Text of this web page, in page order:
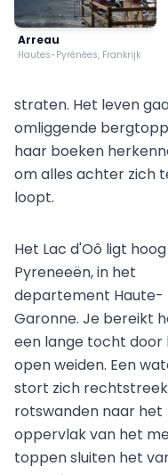
Arreau
Hautes-Pyrénées, Frankrijk
straten. Het leven
omliggende
haar boeken
om alles achter zich
loopt.
Het Lac d'Oô ligt
Pyreneeën, in het
departement Haute-
Garonne. Je bereikt
een lange tocht door
open weiden. Een
stort zich
rotswanden naar het
oppervlak van het
toppen sluiten het